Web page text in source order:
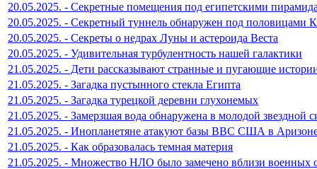
20.05.2025. - Секретные помещения под египетскими
20.05.2025. - Секретный туннель обнаружен под половицами
20.05.2025. - Секреты о недрах Луны и астероида Веста
20.05.2025. - Удивительная турбулентность нашей галактики
21.05.2025. - Дети рассказывают странные и пугающие
21.05.2025. - Загадка пустынного стекла Египта
21.05.2025. - Загадка турецкой деревни глухонемых
21.05.2025. - Замерзшая вода обнаружена в молодой звездной
21.05.2025. - Инопланетяне атакуют базы ВВС США в
21.05.2025. - Как образовалась темная материя
21.05.2025. - Множество НЛО было замечено вблизи